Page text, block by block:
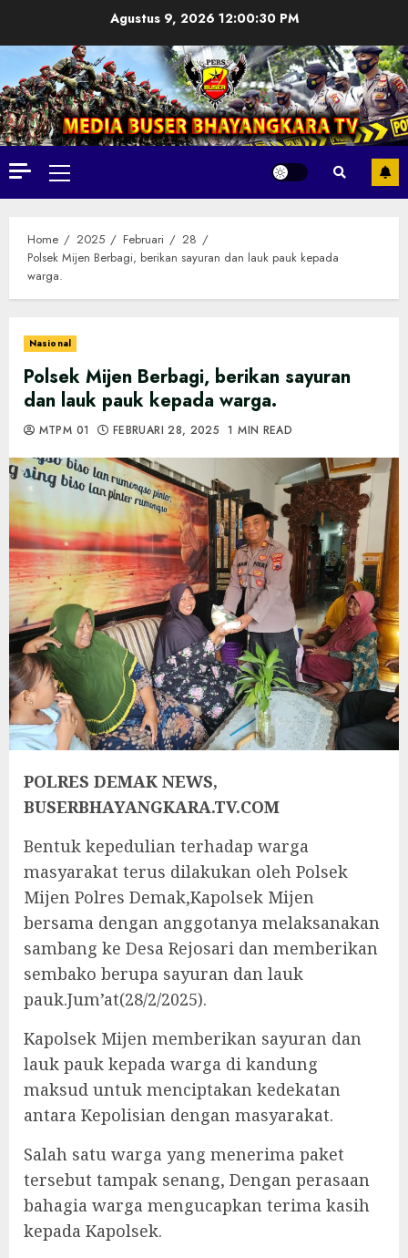
Agustus 9, 202612:00:31 PM
Primary
Menu
Home 2025 Februari
28
Polsek Mijen Berbagi, berikan sayuran dan lauk pauk kepada
warga.
Nasional
Polsek Mijen Berbagi, berikan sayuran
dan lauk pauk kepada warga.
MTPM 01 FEBRUARI 28, 2025 1 MIN READ
POLRES DEMAK NEWS,
BUSERBHAYANGKARA.TV.COM
Bentuk kepedulian terhadap warga
masyarakat terus dilakukan oleh Polsek
Mijen Polres Demak,Kapolsek Mijen
bersama dengan anggotanya melaksanakan
sambang ke Desa Rejosari dan memberikan
sembako berupa sayuran dan lauk
pauk.Jum’at(28/2/2025).
Kapolsek Mijen memberikan sayuran dan
lauk pauk kepada warga di kandung
maksud untuk menciptakan kedekatan
antara Kepolisian dengan masyarakat.
Salah satu warga yang menerima paket
tersebut tampak senang, Dengan perasaan
bahagia warga mengucapkan terima kasih
kepada Kapolsek.